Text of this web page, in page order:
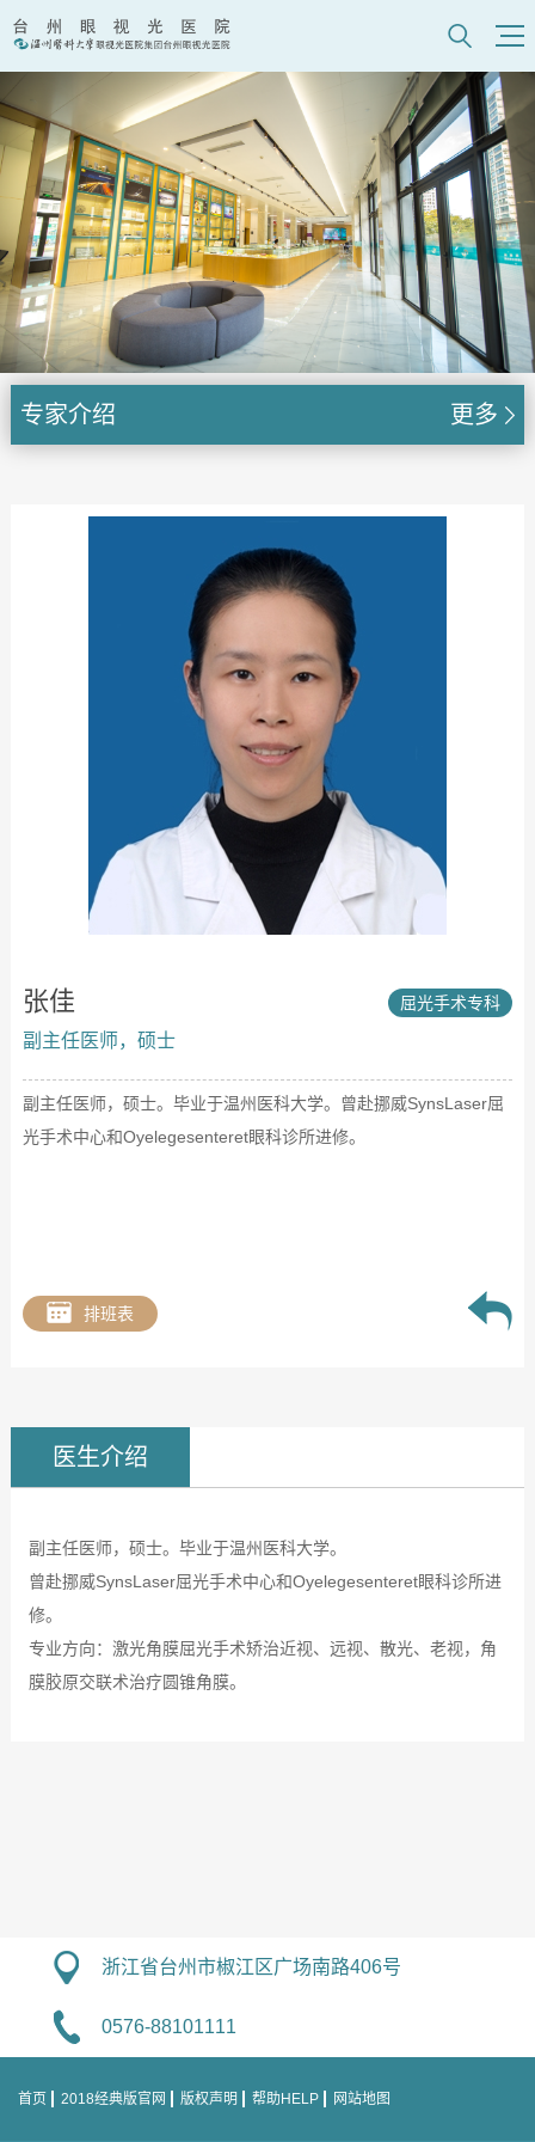
专家介绍 更多
屈光手术专科
张佳
副主任医师，硕士
副主任医师，硕士。毕业于温州医科大学。曾赴挪威SynsLaser屈
光手术中心和Oyelegesenteret眼科诊所进修。
排班表
医生介绍
副主任医师，硕士。毕业于温州医科大学。
曾赴挪威SynsLaser屈光手术中心和Oyelegesenteret眼科诊所进
修。
专业方向：激光角膜屈光手术矫治近视、远视、散光、老视，角
膜胶原交联术治疗圆锥角膜。
浙江省台州市椒江区广场南路406号
0576-88101111
首页 2018经典版官网 版权声明 帮助HELP 网站地图